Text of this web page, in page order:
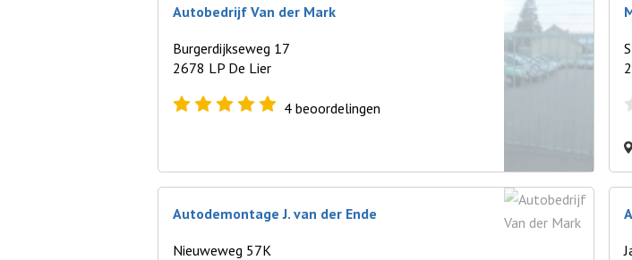
Autobedrijf Van der Mark
Burgerdijkseweg 17
2678 LP De Lier
4 beoordelingen
Autodemontage J. van der Ende
Nieuweweg 57K